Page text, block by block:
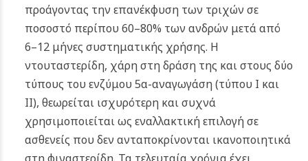
προάγοντας την επανέκφυση των τριχών σε
ποσοστό περίπου 60–80% των ανδρών μετά από
6–12 μήνες συστηματικής χρήσης. Η
ντουταστερίδη, χάρη στη δράση της και στους δύο
τύπους του ενζύμου 5α-αναγωγάση (τύπου I και
II), θεωρείται ισχυρότερη και συχνά
χρησιμοποιείται ως εναλλακτική επιλογή σε
ασθενείς που δεν ανταποκρίνονται ικανοποιητικά